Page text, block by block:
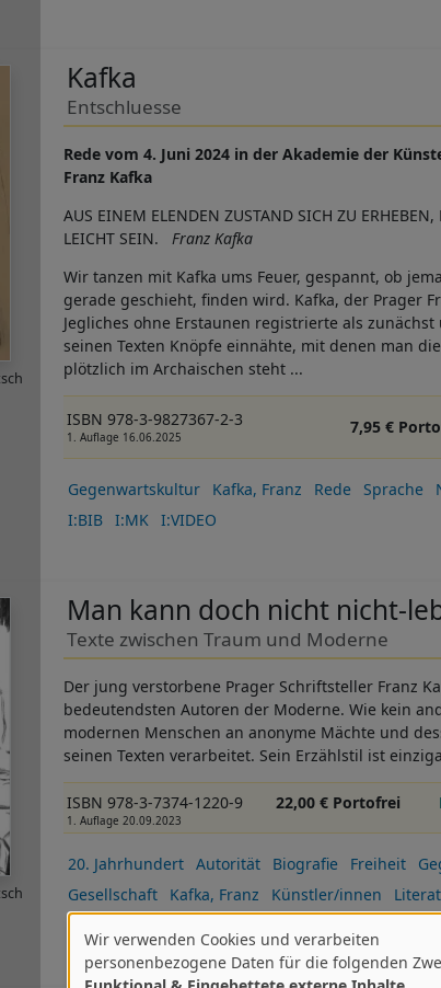
Kafka
Entschluesse
Rede vom 4. Juni 2024 in der Akademie der
Franz Kafka
AUS EINEM ELENDEN ZUSTAND SICH ZU
LEICHT SEIN. Franz Kafka
Wir tanzen mit Kafka ums Feuer, gespannt, ob
gerade geschieht, finden wird. Kafka, der Prager
Jegliches ohne Erstaunen registrierte als
seinen Texten Knöpfe einnähte, mit denen man
plötzlich im Archaischen steht ...
ISBN 978-3-9827367-2-3
1. Auflage 16.06.2025
7,95 €
Gegenwartskultur Kafka, Franz Rede Sprache
I:BIB
I:MK I:VIDEO
Man kann doch nicht nicht-
Texte zwischen Traum und Moderne
Der jung verstorbene Prager Schriftsteller Franz
bedeutendsten Autoren der Moderne. Wie kein
modernen Menschen an anonyme Mächte und
seinen Texten verarbeitet. Sein Erzählstil ist
ISBN 978-3-7374-1220-9
1. Auflage 20.09.2023
22,00 € Portofrei
20. Jahrhundert Autorität Biografie Freiheit
Gesellschaft
Kafka, Franz Künstler/innen
Verwendung
Wir verwenden Cookies und verarbeiten
personenbezogene Daten für die folgenden